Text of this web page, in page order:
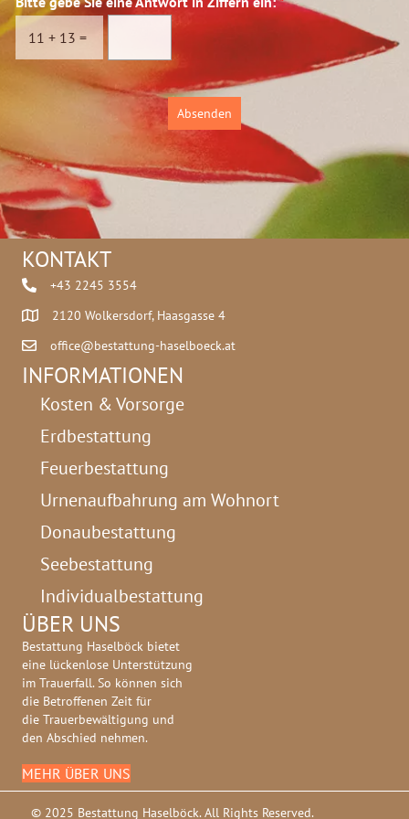
s
c
u
11 + 13 =
Absenden
KONTAKT
+43 2245 3554
2120 Wolkersdorf, Haasgasse 4
office@bestattung-haselboeck.at
INFORMATIONEN
Kosten & Vorsorge
Erdbestattung
Feuerbestattung
Urnenaufbahrung am Wohnort
Donaubestattung
Seebestattung
Individualbestattung
ÜBER UNS
Bestattung Haselböck bietet
eine lückenlose Unterstützung
im Trauerfall. So können sich
die Betroffenen Zeit für
die Trauerbewältigung und
den Abschied nehmen.
MEHR ÜBER UNS
© 2025 Bestattung Haselböck. All Rights Reserved.